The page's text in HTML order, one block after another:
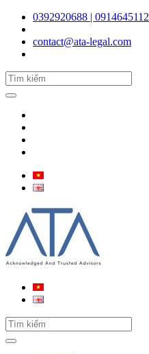
0392920688 | 0914645112
contact@ata-legal.com